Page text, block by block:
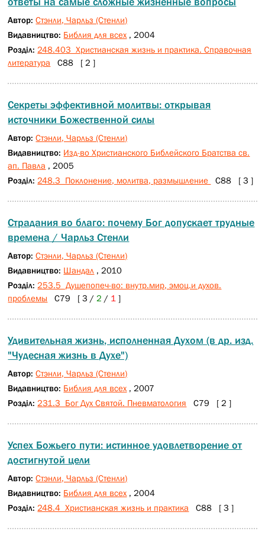
Автор:Стэнли, Чарльз (Стенли)
Видавництво: Библия для всех , 2004
Розділ: 248.403 Христианская жизнь и практика. Справочная
литература С88 [ 2 ]
Секреты эффективной молитвы: открывая
источники Божественной силы
Автор:Стэнли, Чарльз (Стенли)
Видавництво: Изд-во Христианского Библейского Братства св.
ап. Павла , 2005
Розділ: 248.3 Поклонение, молитва, размышление С88 [ 3 ]
Страдания во благо: почему Бог допускает трудные
времена / Чарльз Стенли
Автор:Стэнли, Чарльз (Стенли)
Видавництво: Шандал , 2010
Розділ: 253.5 Душепопеч-во: внутр.мир, эмоц.и духов.
проблемы С79 [ 3 / 2 / 1]
Удивительная жизнь, исполненная Духом (в др. изд.
"Чудесная жизнь в Духе")
Автор:Стэнли, Чарльз (Стенли)
Видавництво: Библия для всех , 2007
Розділ: 231.3 Бог Дух Святой. Пневматология С79 [ 2 ]
Успех Божьего пути: истинное удовлетворение от
достигнутой цели
Автор:Стэнли, Чарльз (Стенли)
Видавництво: Библия для всех , 2004
Розділ: 248.4 Христианская жизнь и практика С88 [ 3 ]